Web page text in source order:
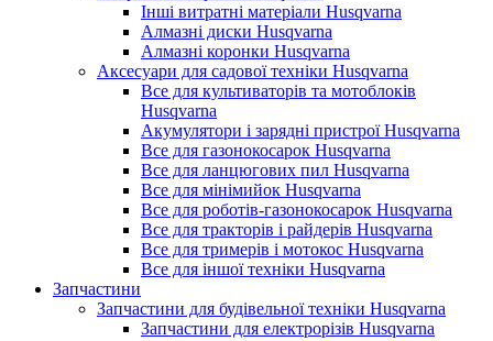
Інші витратні матеріали Husqvarna
Алмазні диски Husqvarna
Алмазні коронки Husqvarna
Аксесуари для садової техніки Husqvarna
Все для культиваторів та мотоблоків
Husqvarna
Акумулятори і зарядні пристрої Husqvarna
Все для газонокосарок Husqvarna
Все для ланцюгових пил Husqvarna
Все для мінімийок Husqvarna
Все для роботів-газонокосарок Husqvarna
Все для тракторів і райдерів Husqvarna
Все для тримерів і мотокос Husqvarna
Все для іншої техніки Husqvarna
Запчастини
Запчастини для будівельної техніки Husqvarna
Запчастини для електрорізів Husqvarna